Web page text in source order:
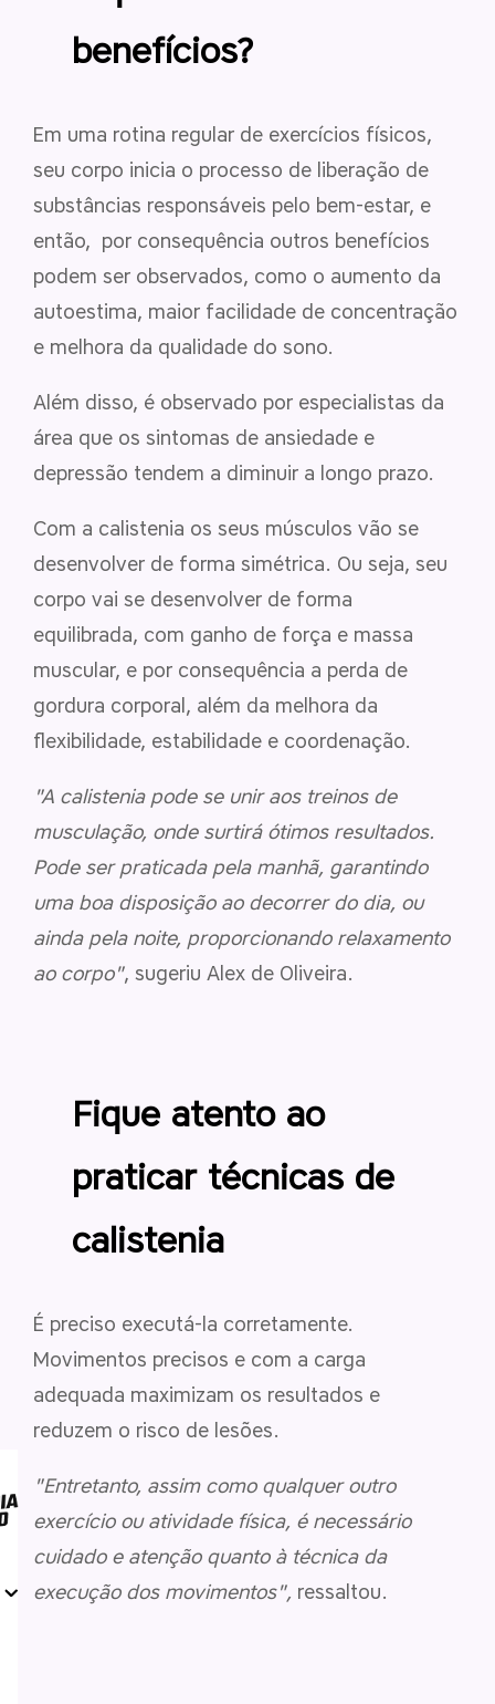
benefícios?
Em uma rotina regular de exercícios físicos,
seu corpo inicia o processo de liberação de
substâncias responsáveis pelo bem-estar, e
então, por consequência outros benefícios
podem ser observados, como o aumento da
autoestima, maior facilidade de concentração
e melhora da qualidade do sono.
Além disso, é observado por especialistas da
área que os sintomas de ansiedade e
depressão tendem a diminuir a longo prazo.
Com a calistenia os seus músculos vão se
desenvolver de forma simétrica. Ou seja, seu
corpo vai se desenvolver de forma
equilibrada, com ganho de força e massa
muscular, e por consequência a perda de
gordura corporal, além da melhora da
flexibilidade, estabilidade e coordenação.
"A calistenia pode se unir aos treinos de
musculação, onde surtirá ótimos resultados.
Pode ser praticada pela manhã, garantindo
uma boa disposição ao decorrer do dia, ou
ainda pela noite, proporcionando relaxamento
ao corpo", sugeriu Alex de Oliveira.
Fique atento ao
praticar técnicas de
calistenia
É preciso executá-la corretamente.
Movimentos precisos e com a carga
adequada maximizam os resultados e
reduzem o risco de lesões.
"Entretanto, assim como qualquer outro
exercício ou atividade física, é necessário
cuidado e atenção quanto à técnica da
execução dos movimentos", ressaltou.